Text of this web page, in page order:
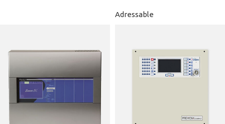
Adressable